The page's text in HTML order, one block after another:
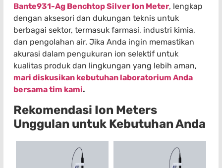
Bante931-Ag Benchtop Silver Ion Meter, lengkap
dengan aksesori dan dukungan teknis untuk
berbagai sektor, termasuk farmasi, industri kimia,
dan pengolahan air. Jika Anda ingin memastikan
akurasi dalam pengukuran ion selektif untuk
kualitas produk dan lingkungan yang lebih aman,
mari diskusikan kebutuhan laboratorium Anda
bersama tim kami.
Rekomendasi Ion Meters
Unggulan untuk Kebutuhan Anda